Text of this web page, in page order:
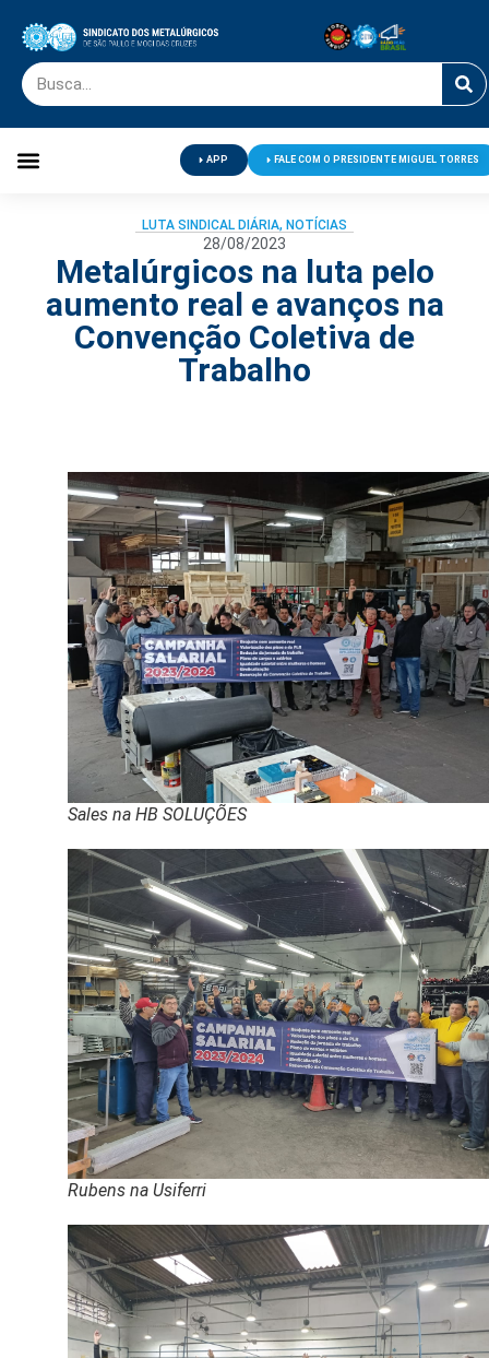
APP FALE COM O PRESIDENTE MIGUEL TORRES
LUTA SINDICAL DIÁRIA, NOTÍCIAS
28/08/2023
Metalúrgicos na luta pelo
aumento real e avanços na
Convenção Coletiva de
Trabalho
Sales na HB SOLUÇÕES
Rubens na Usiferri